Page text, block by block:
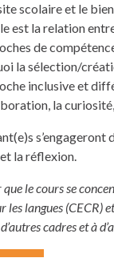
scolaire et le
est la relation
de
la sélection/
inclusive et
la
s’engageront
la réflexion.
le cours se
les langues (CECR)
cadres et à